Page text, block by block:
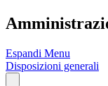
Espandi Menu
Disposizioni generali